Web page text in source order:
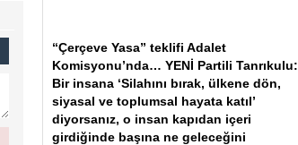
“Çerçeve Yasa” teklifi Adalet
Komisyonu’nda… YENİ Partili Tanrıkulu:
Bir insana ‘Silahını bırak, ülkene dön,
siyasal ve toplumsal hayata katıl’
diyorsanız, o insan kapıdan içeri
girdiğinde başına ne geleceğini